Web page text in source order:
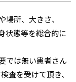
所、大きさ、
状態等を総合的に
では無い患者さん
査を受けて頂き、